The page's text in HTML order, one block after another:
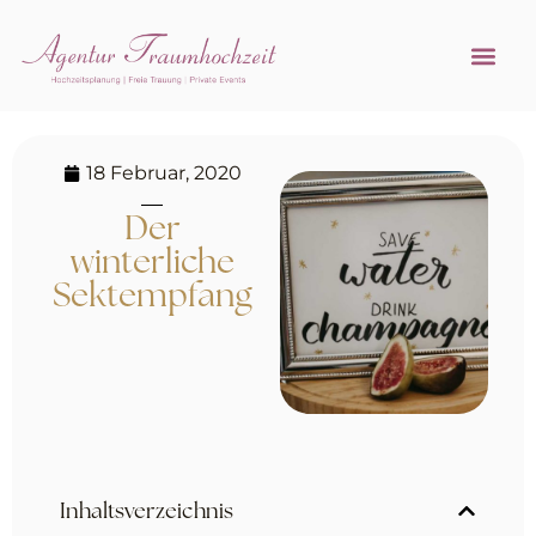
18 Februar, 2020
Der
winterliche
Sektempfang
Inhaltsverzeichnis